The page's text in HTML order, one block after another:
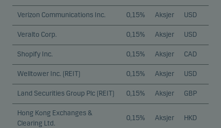
Verizon Communications Inc. 0,15% Aksjer USD
Veralto Corp. 0,15% Aksjer USD
Shopify Inc. 0,15% Aksjer CAD
Welltower Inc. (REIT) 0,15% Aksjer USD
Land Securities Group Plc (REIT) 0,15% Aksjer GBP
Hong Kong Exchanges &
Clearing Ltd.
0,15% Aksjer HKD